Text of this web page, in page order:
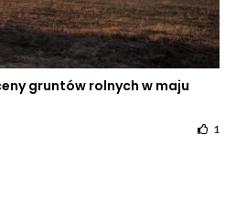
gruntów rolnych w maju
1